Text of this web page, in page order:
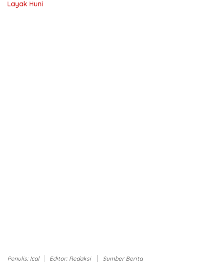
Layak Huni
Penulis: Ical Editor: Redaksi Sumber Berita